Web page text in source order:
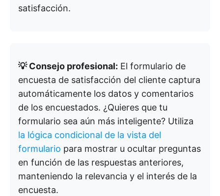
satisfacción.
💡 Consejo profesional: El formulario de
encuesta de satisfacción del cliente captura
automáticamente los datos y comentarios
de los encuestados. ¿Quieres que tu
formulario sea aún más inteligente? Utiliza
la lógica condicional de la vista del
formulario para mostrar u ocultar preguntas
en función de las respuestas anteriores,
manteniendo la relevancia y el interés de la
encuesta.